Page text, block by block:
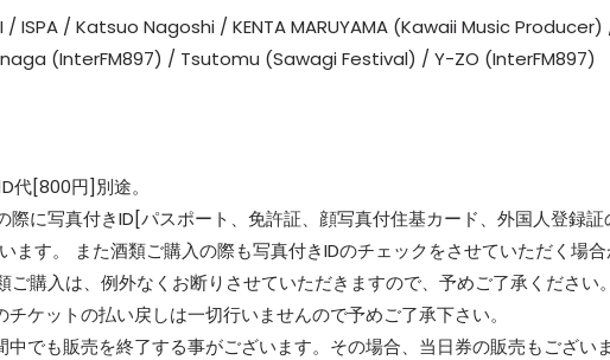
/ ISPA / Katsuo Nagoshi / KENTA MARUYAMA (Kawaii Music Producer)
(InterFM897) / Tsutomu (Sawagi Festival) / Y-ZO (InterFM897)
代[800円]別途。
際に写真付きID[パスポート、免許証、顔写真付住基カード、外国人登録証
ます。 また酒類ご購入の際も写真付きIDのチェックをさせていただく場
ご購入は、例外なくお断りさせていただきますので、予めご了承ください
ケットの払い戻しは一切行いませんので予めご了承下さい。
中でも販売を終了する事がございます。その場合、当日券の販売もござい